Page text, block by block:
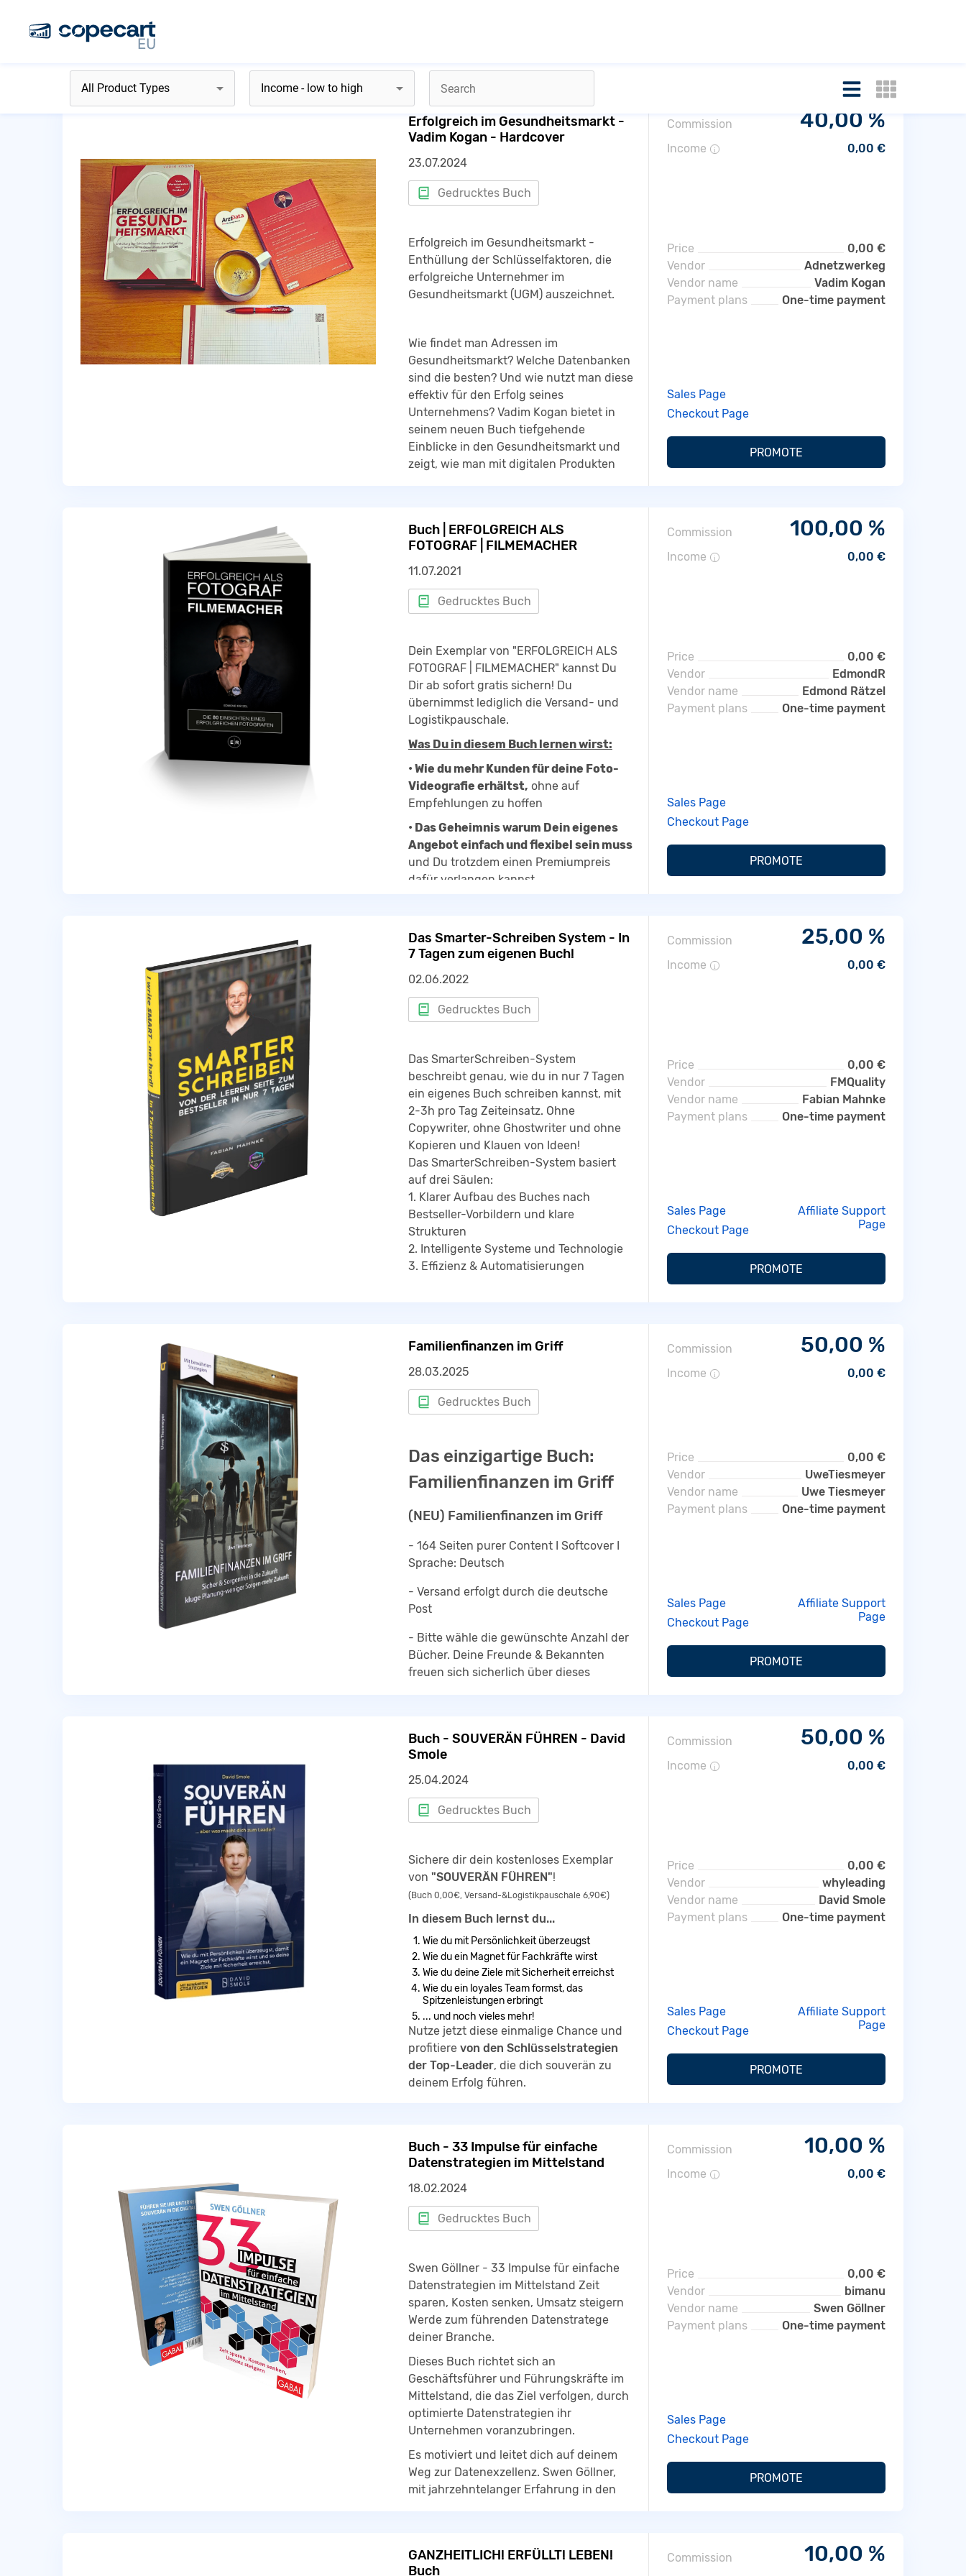
Erfolgreich im Gesundheitsmarkt -
Vadim Kogan - Hardcover
23.07.2024
Gedrucktes Buch
Erfolgreich im Gesundheitsmarkt -
Enthüllung der Schlüsselfaktoren, die
erfolgreiche Unternehmer im
Gesundheitsmarkt (UGM) auszeichnet.
Wie findet man Adressen im
Gesundheitsmarkt? Welche Datenbanken
sind die besten? Und wie nutzt man diese
effektiv für den Erfolg seines
Unternehmens? Vadim Kogan bietet in
seinem neuen Buch tiefgehende
Einblicke in den Gesundheitsmarkt und
zeigt, wie man mit digitalen Produkten
Was du aus diesem Buch lernen kannst:
• wie du als Unternehmer in der
Gesundheitsbranche mehr Geld
verdienen kannst
Steuerreduzierungen dein Geld behalten
kannst
• wie du aus deinem vorhanden Geld
mehr Geld machen kannst
• die Strategien hinter einem
erfolgreichen Unternehmen auf dem
Gesundheitsmarkt
Über den Autor
Vadim Kogan, geboren 1977 in Sankt
Petersburg, lebt heute mit seiner Familie
in Barsbüttel bei Hamburg.
durch Praxis und Engagement eine
beeindruckende Karriere aufgebaut.
Vadim ist ein anerkannter Experte in der
und leitet derzeit fünf Gesellschaften.
ohne formalen Abschluss große Erfolge
erzielen kann.
In seinem Buch teilt er seine Erfahrungen
und bietet konkrete Strategien für den
erfolgreichen Übergang vom
Angestellten zum Unternehmer, speziell
im Gesundheitssektor.
Versand innerhalb der folgenden 3-10
Werktage nach Zahlungseingang
Commission 40,00 %
Income i 0,00 €
Price
0,00 €
Vendor
Adnetzwerkeg
Vendor name
Vadim Kogan
Payment plans
One-time payment
Sales Page
Checkout Page
PROMOTE
Buch | ERFOLGREICH ALS
FOTOGRAF | FILMEMACHER
11.07.2021
Gedrucktes Buch
Dein Exemplar von "ERFOLGREICH ALS
FOTOGRAF | FILMEMACHER" kannst Du
Dir ab sofort gratis sichern! Du
übernimmst lediglich die Versand- und
Logistikpauschale.
Was Du in diesem Buch lernen wirst:
• Wie du mehr Kunden für deine Foto-
Videografie erhältst, ohne auf
Empfehlungen zu hoffen
• Das Geheimnis warum Dein eigenes
Angebot einfach und flexibel sein muss
und Du trotzdem einen Premiumpreis
dafür verlangen kannst.
Filmemacher Geschäft zu führen
• Wie Du Dein Gewinn signifikant
steigern kannst
inszenierst.
• Die exakten Schritte zur einheitlichen
Kundengewinnung.
• Die persönliche Not-To-Do Listevon
Edmond Rätzel
• Durch die Anleitungen in diesem
Buch, ersparst du dir viel Zeit beim selber
ausprobieren
Nutze jetzt diese einmalige Chance und
profitiere von der boomenden Foto-
Videografen-Industrie.
Sichere dir jetzt dein Exemplar!
Edmond Rätzel
Commission 100,00 %
Income i 0,00 €
Price
0,00 €
Vendor
EdmondR
Vendor name
Edmond Rätzel
Payment plans
One-time payment
Sales Page
Checkout Page
PROMOTE
Das Smarter-Schreiben System - In
7 Tagen zum eigenen Buch!
02.06.2022
Gedrucktes Buch
Das SmarterSchreiben-System
beschreibt genau, wie du in nur 7 Tagen
ein eigenes Buch schreiben kannst, mit
2-3h pro Tag Zeiteinsatz. Ohne
Copywriter, ohne Ghostwriter und ohne
Kopieren und Klauen von Ideen!
Das SmarterSchreiben-System basiert
auf drei Säulen:
1. Klarer Aufbau des Buches nach
Bestseller-Vorbildern und klare
Strukturen
2. Intelligente Systeme und Technologie
3. Effizienz & Automatisierungen
Commission 25,00 %
Income i 0,00 €
Price
0,00 €
Vendor
FMQuality
Vendor name
Fabian Mahnke
Payment plans
One-time payment
Sales Page
Checkout Page
Affiliate Support
Page
PROMOTE
Familienfinanzen im Griff
28.03.2025
Gedrucktes Buch
Das einzigartige Buch:
Familienfinanzen im Griff
(NEU) Familienfinanzen im Griff
- 164 Seiten purer Content I Softcover I
Sprache: Deutsch
- Versand erfolgt durch die deutsche
Post
- Bitte wähle die gewünschte Anzahl der
Bücher. Deine Freunde & Bekannten
freuen sich sicherlich über dieses
Aktion jetzt für: 0,00 €
Commission 50,00 %
Income i 0,00 €
Price
0,00 €
Vendor
UweTiesmeyer
Vendor name
Uwe Tiesmeyer
Payment plans
One-time payment
Sales Page
Checkout Page
Affiliate Support
Page
PROMOTE
Buch - SOUVERÄN FÜHREN - David
Smole
25.04.2024
Gedrucktes Buch
Sichere dir dein kostenloses Exemplar
von "SOUVERÄN FÜHREN"!
(Buch 0,00€, Versand-&Logistikpauschale 6,90€)
In diesem Buch lernst du...
Wie du mit Persönlichkeit überzeugst
Wie du ein Magnet für Fachkräfte wirst
Wie du deine Ziele mit Sicherheit erreichst
Wie du ein loyales Team formst, das
Spitzenleistungen erbringt
... und noch vieles mehr!
Nutze jetzt diese einmalige Chance und
profitiere von den Schlüsselstrategien
der Top-Leader, die dich souverän zu
deinem Erfolg führen.
und Logistikpauschale in Höhe von 6,90
Euro zu übernehmen.​)
Commission 50,00 %
Income i 0,00 €
Price
0,00 €
Vendor
whyleading
Vendor name
David Smole
Payment plans
One-time payment
Sales Page
Checkout Page
Affiliate Support
Page
PROMOTE
Buch - 33 Impulse für einfache
Datenstrategien im Mittelstand
18.02.2024
Gedrucktes Buch
Swen Göllner - 33 Impulse für einfache
Datenstrategien im Mittelstand Zeit
sparen, Kosten senken, Umsatz steigern
Werde zum führenden Datenstratege
deiner Branche.
Dieses Buch richtet sich an
Geschäftsführer und Führungskräfte im
Mittelstand, die das Ziel verfolgen, durch
optimierte Datenstrategien ihr
Unternehmen voranzubringen.
Es motiviert und leitet dich auf deinem
Weg zur Datenexzellenz. Swen Göllner,
mit jahrzehntelanger Erfahrung in den
Erfolg oft durch die richtige Anwendung
Commission 10,00 %
Income i 0,00 €
Price
0,00 €
Vendor
bimanu
Vendor name
Swen Göllner
Payment plans
One-time payment
Sales Page
Checkout Page
PROMOTE
GANZHEITLICH! ERFÜLLT! LEBEN!
Buch
Commission 10,00 %
Promote
You have to login or register first
Login